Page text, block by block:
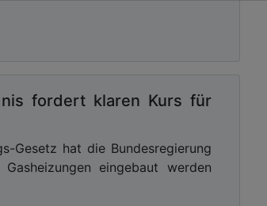
fordert klaren Kurs für
Gesetz hat die Bundesregierung
eingebaut werden